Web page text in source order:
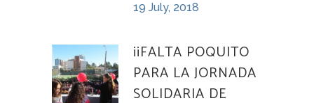
19 July, 2018
¡¡FALTA POQUITO
PARA LA JORNADA
SOLIDARIA DE